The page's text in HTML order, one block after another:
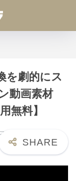
を劇的にス
動画素材
無料】